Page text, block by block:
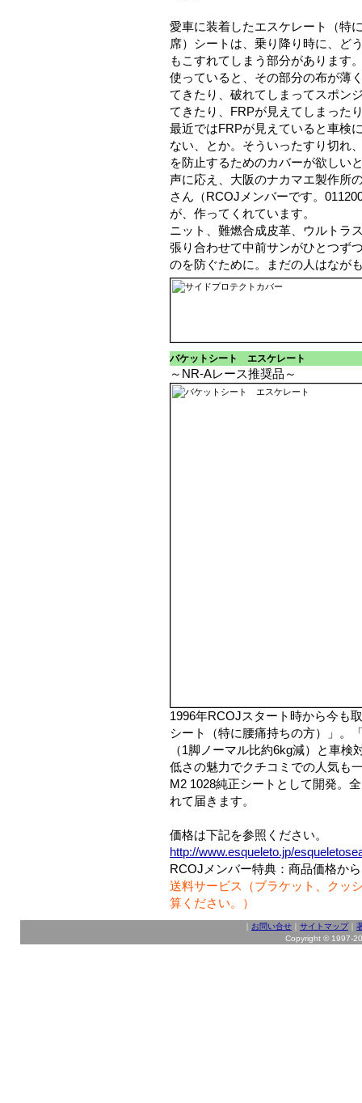
愛車に装着したエスケレート（特
席）シートは、乗り降り時に、ど
もこすれてしまう部分があります
使っていると、その部分の布が薄
てきたり、破れてしまってスポン
てきたり、FRPが見えてしまった
最近ではFRPが見えていると車検
ない、とか。そういったすり切れ
を防止するためのカバーが欲しい
声に応え、大阪のナカマエ製作所
さん（RCOJメンバーです。
が、作ってくれています。
ニット、難燃合成皮革、ウルトラ
張り合わせて中前サンがひとつず
のを防ぐために。まだの人はなが
バケットシート エスケレート
～NR-Aレース推奨品～
1996年RCOJスタート時から今も
シート（特に腰痛持ちの方）」。
（1脚ノーマル比約6kg減）と車
低さの魅力でクチコミでの人気も
M2 1028純正シートとして開発。
れて届きます。
価格は下記を参照ください。
http://www.esqueleto.jp/
RCOJメンバー特典：商品価格か
送料サービス（ブラケット、クッ
算ください。）
お問い合せ サイトマップ｜
Copyright © 1997-